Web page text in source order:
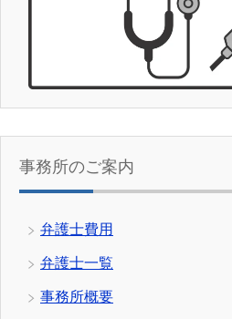
事務所のご案内
弁護士費用
弁護士一覧
事務所概要